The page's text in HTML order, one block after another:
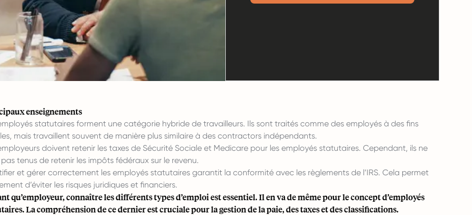
enseignements
statutaires forment une catégorie hybride de travailleurs. Ils sont traités comme des employés à des fins
mais travaillent souvent de manière plus similaire à des contractors indépendants.
doivent retenir les taxes de Sécurité Sociale et Medicare pour les employés statutaires. Cependant, ils ne
tenus de retenir les impôts fédéraux sur le revenu.
et gérer correctement les employés statutaires garantit la conformité avec les règlements de l’IRS. Cela permet
d’éviter les risques juridiques et financiers.
qu’employeur, connaître les différents types d’emploi est essentiel. Il en va de même pour le concept d’employés
La compréhension de ce dernier est cruciale pour la gestion de la paie, des taxes et des classifications.